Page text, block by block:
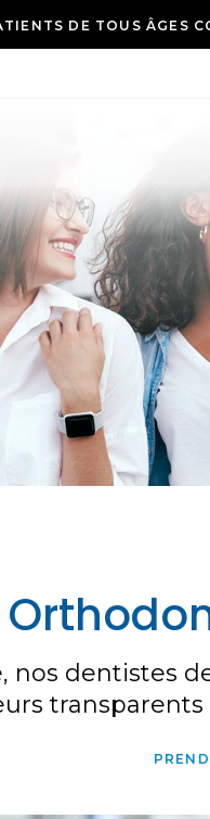
DE TOUS ÂGES
PRENDRE UN
nos dentistes